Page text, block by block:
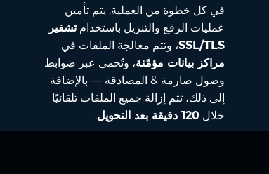
في كل خطوة من العملية. يتم تأمين
عمليات الرفع والتنزيل باستخدامتشفير
SSL/TLS، وتتم معالجة الملفات في
مراكز بيانات مؤمّنة، وتُحمى عبر ضوابط
وصول صارمة & المصادقة — بالإضافة
إلى ذلك، تتم إزالة جميع الملفات تلقائيًا
خلال120 دقيقة بعد التحويل .